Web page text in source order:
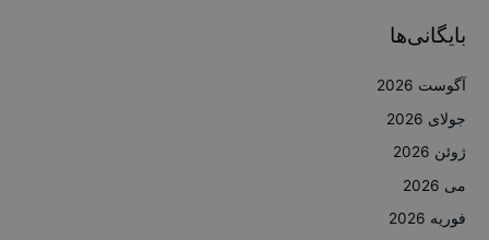
بایگانی‌ها
آگوست 2026
جولای 2026
ژوئن 2026
می 2026
فوریه 2026